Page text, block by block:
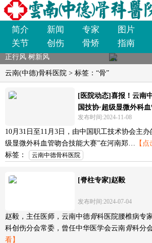
简介 新闻 专家 图片
关节
创伤 骨矫 指南
正行风 树新风
云南(中德)骨科医院 > 标签：“骨”
[医院动态]喜报！云南
国技协·超级显微外科
绩!
发布时间:2024-11-08
10月31日至11月3日，由中国职工技术协会主办
级显微外科血管吻合技能大赛”在河南郑… 【
标签：
云南中德骨科医院
[脊柱专家]赵毅
发布时间:2024-07-04
赵毅，主任医师，云南中德骨科医院腰椎病专
科创伤分会常委，曾任中华医学会云南骨科分
看】